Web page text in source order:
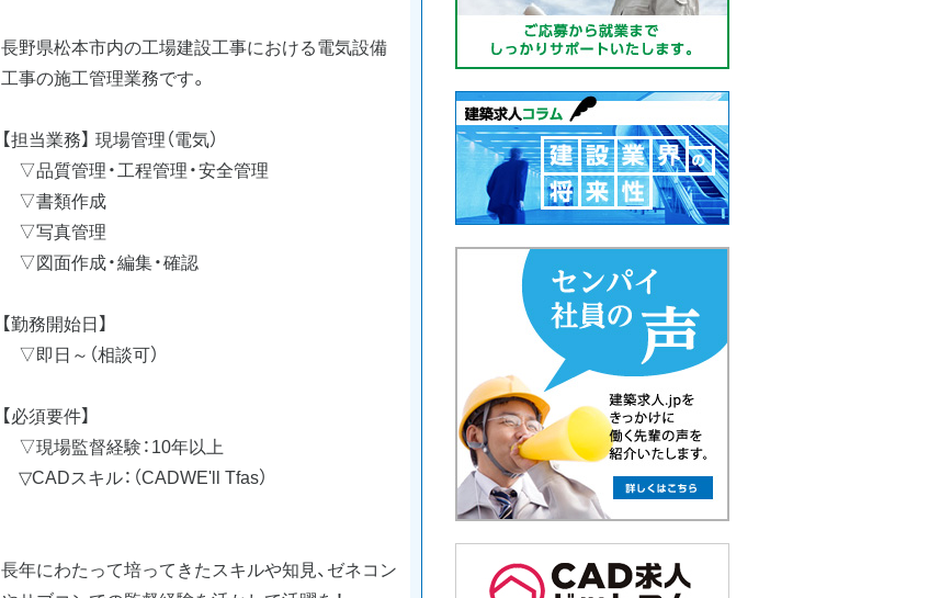
長野県松本市内の工場建設工事における電気設備
工事の施工管理業務です。
【担当業務】 現場管理（電気）
▽品質管理・工程管理・安全管理
▽書類作成
▽写真管理
▽図面作成・編集・確認
【勤務開始日】
▽即日～（相談可）
【必須要件】
▽現場監督経験：10年以上
▽CADスキル：（CADWE'll Tfas）
長年にわたって培ってきたスキルや知見、ゼネコン